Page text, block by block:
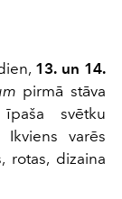
13. un 14.
pirmā stāva
svētku
Ikviens varēs
rotas, dizaina